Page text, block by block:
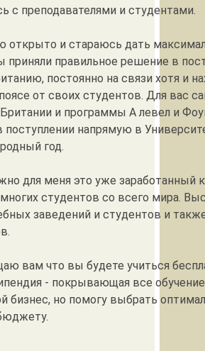
с преподавателями и студентами.
открыто и стараюсь дать
приняли правильное решение в
постоянно на связи хотя и
от своих студентов. Для вас
и программы А левел и
напрямую в
год.
для меня это уже заработанный
студентов со всего мира.
заведений и студентов и
вам что вы будете учиться
- покрывающая все
бизнес, но помогу выбрать